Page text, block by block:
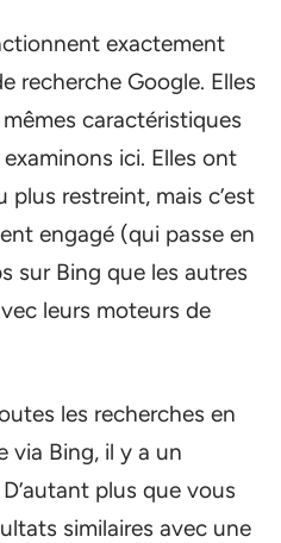
exactement
recherche Google. Elles
caractéristiques
ici. Elles ont
restreint, mais c’est
engagé (qui passe en
sur Bing que les autres
leurs moteurs de
les recherches en
via Bing, il y a un
plus que vous
similaires avec une